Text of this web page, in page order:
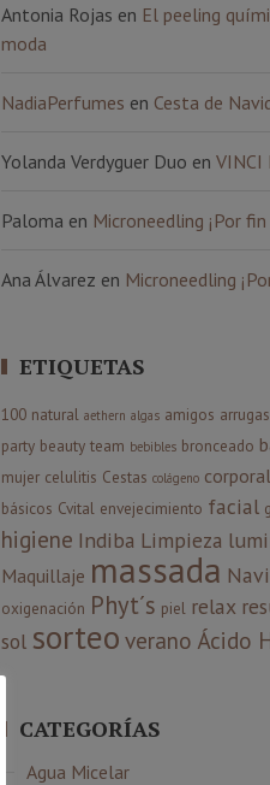
Antonia Rojas en El peeling
moda
NadiaPerfumes en Cesta de
Yolanda Verdyguer Duo en VINCI
Paloma en Microneedling ¡Por
Ana Álvarez en Microneedling
ETIQUETAS
100 natural aethern algas amigos arrugas
party beauty team bebibles bronceado
mujer celulitis Cestas colágeno corporal
básicos Cvital envejecimiento facial
higiene Indiba Limpieza
Maquillaje massada
oxigenación Phyt´s piel relax
sol sorteo verano Ácido
CATEGORÍAS
Agua Micelar